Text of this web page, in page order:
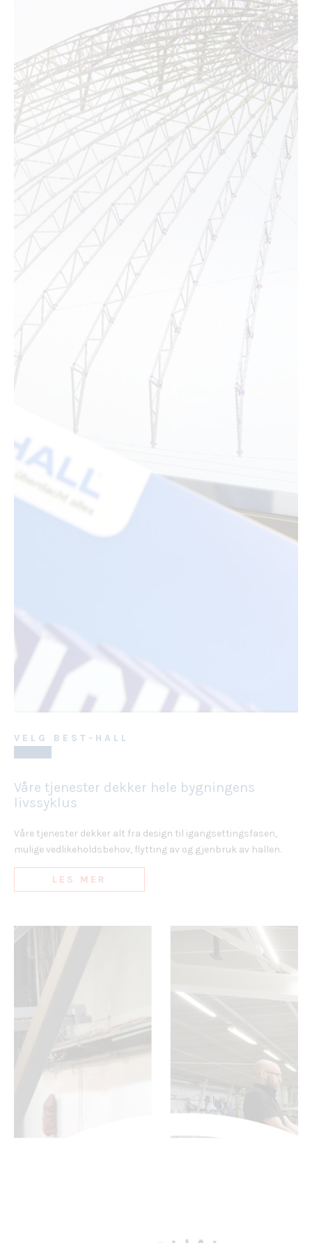
VELG BEST-HALL
Våre tjenester dekker hele bygningens
livssyklus
Våre tjenester dekker alt fra design til igangsettingsfasen,
mulige vedlikeholdsbehov, flytting av og gjenbruk av hallen.
LES MER